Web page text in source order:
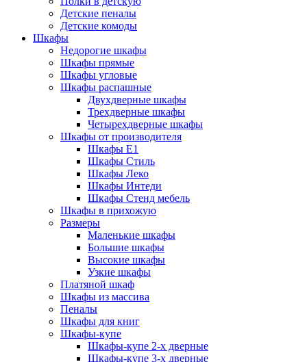
Детские пеналы
Детские комоды
Шкафы
Недорогие шкафы
Шкафы прямые
Шкафы угловые
Шкафы распашные
Двухдверные шкафы
Трехдверные шкафы
Четырехдверные шкафы
Шкафы от производителя
Шкафы E1
Шкафы Стиль
Шкафы Леко
Шкафы Интеди
Шкафы Стенд мебель
Шкафы в прихожую
Размеры
Маленькие шкафы
Большие шкафы
Высокие шкафы
Узкие шкафы
Платяной шкаф
Шкафы из массива
Пеналы
Шкафы для книг
Шкафы-купе
Шкафы-купе 2-х дверные
Шкафы-купе 3-х дверные